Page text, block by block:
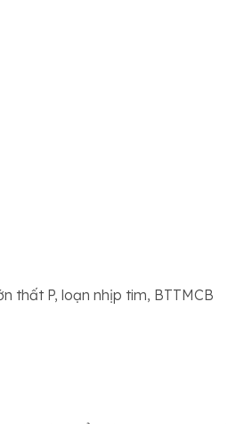
thất P, loạn nhịp tim, BTTMCB